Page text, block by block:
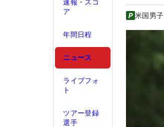
速報・スコ
ア
年間日程
ニュース
ライブフォ
ト
ツアー登録
選手
米国男子